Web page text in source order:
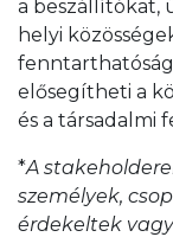
a beszállítókat,
helyi
elősegítheti a
és a társadalmi
*A
személyek,
érdekeltek